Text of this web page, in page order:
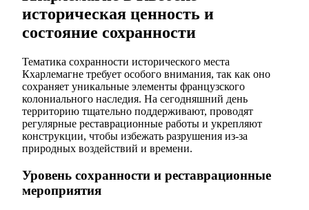
историческая ценность и
состояние сохранности
Тематика сохранности исторического места
Кхарлемагне требует особого внимания, так как оно
сохраняет уникальные элементы французского
колониального наследия. На сегодняшний день
территорию тщательно поддерживают, проводят
регулярные реставрационные работы и укрепляют
конструкции, чтобы избежать разрушения из-за
природных воздействий и времени.
Уровень сохранности и реставрационные
мероприятия